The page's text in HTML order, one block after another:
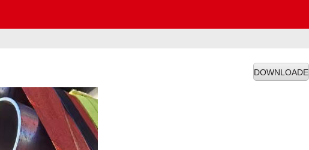
DOWNLOADE